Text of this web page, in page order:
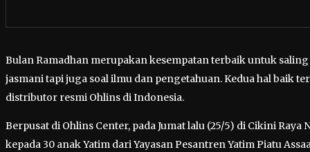
Bulan Ramadhan merupakan kesempatan terbaik untuk
jasmani tapi juga soal ilmu dan pengetahuan. Kedua hal baik
distributor resmi Ohlins di Indonesia.
Berpusat di Ohlins Center, pada Jumat lalu (25/5) di Cikini
kepada 30 anak Yatim dari Yayasan Pesantren Yatim Piatu